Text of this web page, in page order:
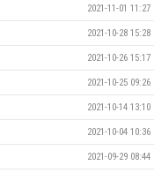
2021-11-01 11:27
2021-10-28 15:28
2021-10-26 15:17
2021-10-25 09:26
2021-10-14 13:10
2021-10-04 10:36
2021-09-29 08:44